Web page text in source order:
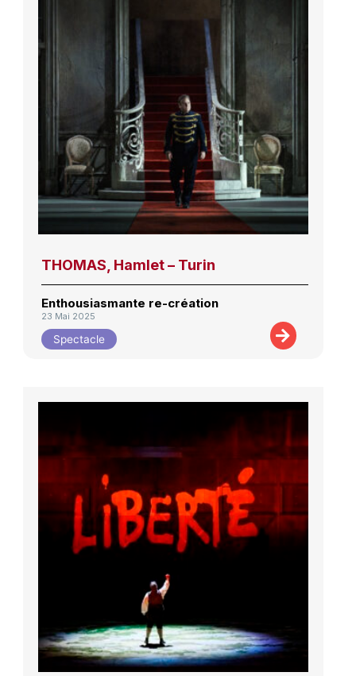
THOMAS, Hamlet – Turin
Enthousiasmante re-création
23 Mai 2025
Spectacle